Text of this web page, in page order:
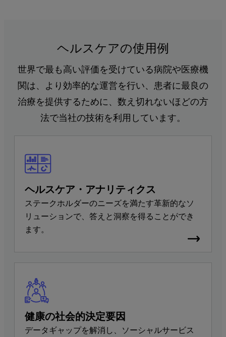
ヘルスケアの使用例
世界で最も高い評価を受けている病院や医療機
関は、より効率的な運営を行い、患者に最良の
治療を提供するために、数え切れないほどの方
法で当社の技術を利用しています。
ヘルスケア・アナリティクス
ステークホルダーのニーズを満たす革新的なソ
リューションで、答えと洞察を得ることができ
ます。
健康の社会的決定要因
データギャップを解消し、ソーシャルサービス